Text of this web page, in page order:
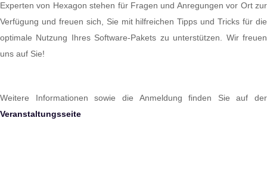
Experten von Hexagon stehen für Fragen und Anregungen vor Ort zur
Verfügung und freuen sich, Sie mit hilfreichen Tipps und Tricks für die
optimale Nutzung Ihres Software-Pakets zu unterstützen. Wir freuen
uns auf Sie!
Weitere Informationen sowie die Anmeldung finden Sie auf der
Veranstaltungsseite